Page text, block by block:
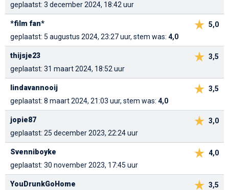
geplaatst: 3 december 2024, 18:42 uur
5,0
*film fan*
geplaatst: 5 augustus 2024, 23:27 uur, stem was: 4,0
3,5
thijsje23
geplaatst: 31 maart 2024, 18:52 uur
3,5
lindavannooij
geplaatst: 8 maart 2024, 21:03 uur, stem was: 4,0
3,0
jopie87
geplaatst: 25 december 2023, 22:24 uur
4,0
Svenniboyke
geplaatst: 30 november 2023, 17:45 uur
3,5
YouDrunkGoHome